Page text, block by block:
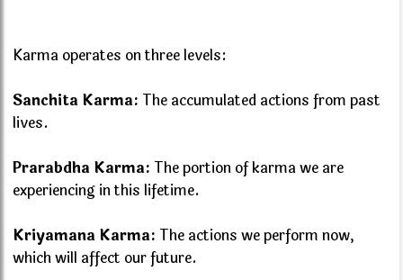
Karma operates on three levels:
Sanchita Karma: The accumulated actions from past
lives.
Prarabdha Karma: The portion of karma we are
experiencing in this lifetime.
Kriyamana Karma: The actions we perform now,
which will affect our future.